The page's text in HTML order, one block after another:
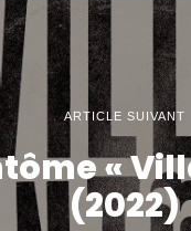
ARTICLE SUIVANT
«
(2022)